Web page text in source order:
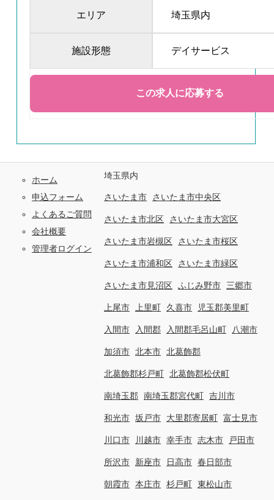
エリア 埼玉県内
施設形態 デイサービス
ホーム
申込フォーム
よくあるご質問
会社概要
管理者ログイン
埼玉県内
さいたま市 さいたま市中央区
さいたま市北区 さいたま市大宮区
さいたま市岩槻区 さいたま市桜区
さいたま市浦和区 さいたま市緑区
さいたま市見沼区 ふじみ野市 三郷市
上尾市 上里町 久喜市 児玉郡美里町
入間市 入間郡 入間郡毛呂山町 八潮市
加須市 北本市 北葛飾郡
北葛飾郡杉戸町 北葛飾郡松伏町
南埼玉郡 南埼玉郡宮代町 吉川市
和光市 坂戸市 大里郡寄居町 富士見市
川口市 川越市 幸手市 志木市 戸田市
所沢市 新座市 日高市 春日部市
朝霞市 本庄市 杉戸町 東松山市